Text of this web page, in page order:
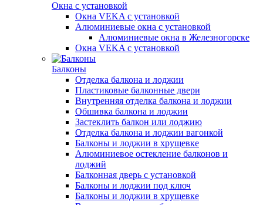
Окна с установкой
Окна VEKA с установкой
Алюминиевые окна с установкой
Алюминиевые окна в Железногорске
Окна VEKA с установкой
Балконы
Отделка балкона и лоджии
Пластиковые балконные двери
Внутренняя отделка балкона и лоджии
Обшивка балкона и лоджии
Застеклить балкон или лоджию
Отделка балкона и лоджии вагонкой
Балконы и лоджии в хрущевке
Алюминиевое остекление балконов и
лоджий
Балконная дверь с установкой
Балконы и лоджии под ключ
Балконы и лоджии в хрущевке